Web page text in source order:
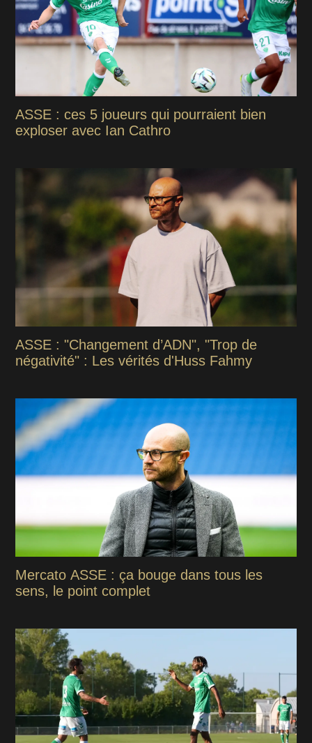
ASSE : ces 5 joueurs qui pourraient bien
exploser avec Ian Cathro
ASSE : "Changement d’ADN", "Trop de
négativité" : Les vérités d'Huss Fahmy
Mercato ASSE : ça bouge dans tous les
sens, le point complet